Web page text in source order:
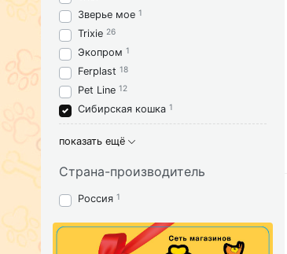
Зверье мое 1
Trixie 26
Экопром 1
Ferplast 18
Pet Line 12
Сибирская кошка 1
показать ещё
Страна-производитель
Россия 1